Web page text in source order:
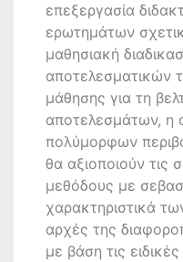
επεξεργασία
ερωτημάτων
μαθησιακή
αποτελεσματικών
μάθησης για τη
αποτελεσμάτων, η
πολύμορφων
θα αξιοποιούν τις
μεθόδους με
χαρακτηριστικά
αρχές της
με βάση τις